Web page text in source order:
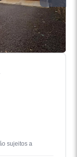
sujeitos a